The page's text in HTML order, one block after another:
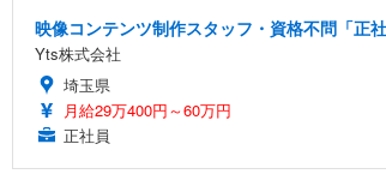
映像コンテンツ制作スタッフ・資格不問「正
Yts株式会社
埼玉県
月給29万400円～60万円
正社員